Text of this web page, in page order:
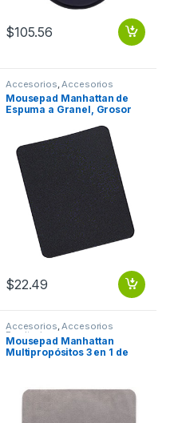
$105.56
Accesorios Accesorios
Escritorio
Mousepad Manhattan de
Espuma a Granel, Grosor
$22.49
Accesorios,Accesorios
Escritorio
Mousepad Manhattan
Multipropósitos 3 en 1 de